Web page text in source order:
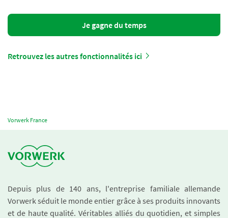
Je gagne du temps
Retrouvez les autres fonctionnalités ici
Vorwerk France
Depuis plus de 140 ans, l'entreprise familiale allemande
Vorwerk séduit le monde entier grâce à ses produits innovants
et de haute qualité. Véritables alliés du quotidien, et simples